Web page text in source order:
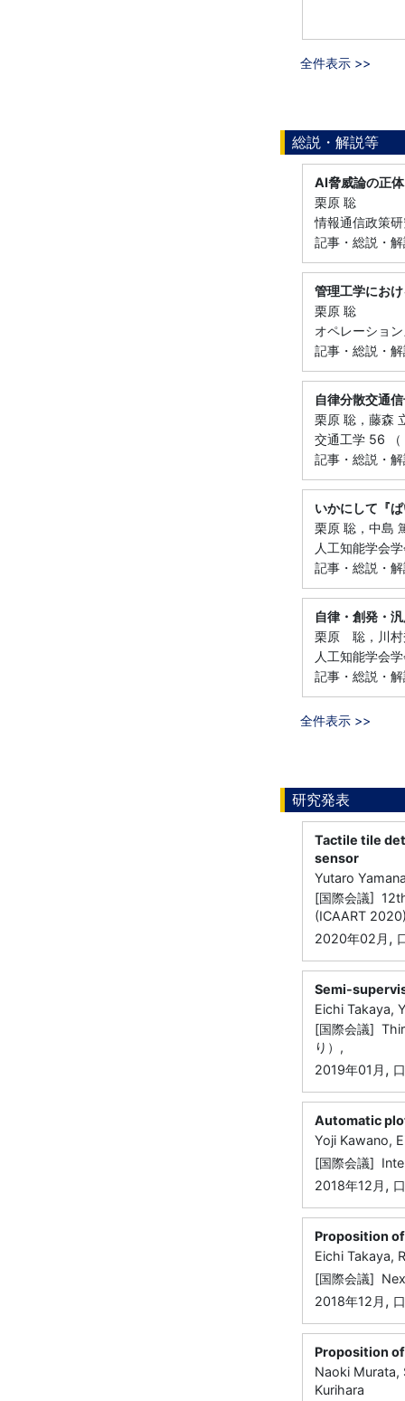
全件表示 >>
総説・解説等
AI脅威論の正
栗原 聡
情報通信政策
記事・総説・
管理工学にお
栗原 聡
オペレーショ
記事・総説・
自律分散交通
栗原 聡，藤森
交通工学 56
記事・総説・
いかにして『
栗原 聡，中島
人工知能学会
記事・総説・
自律・創発・
栗原 聡，川村
人工知能学会
記事・総説・
全件表示 >>
研究発表
Tactile tile
sensor
Yutaro
[国際会議]
(ICAART
2020年02月 ,
Semi-
Eichi Takaya,
[国際会議]
り）,
2019年01月 ,
Automatic
Yoji Kawano,
[国際会議]
2018年12月 ,
Proposition
Eichi Takaya,
[国際会議]
2018年12月 ,
Proposition
Naoki Murata,
Kurihara